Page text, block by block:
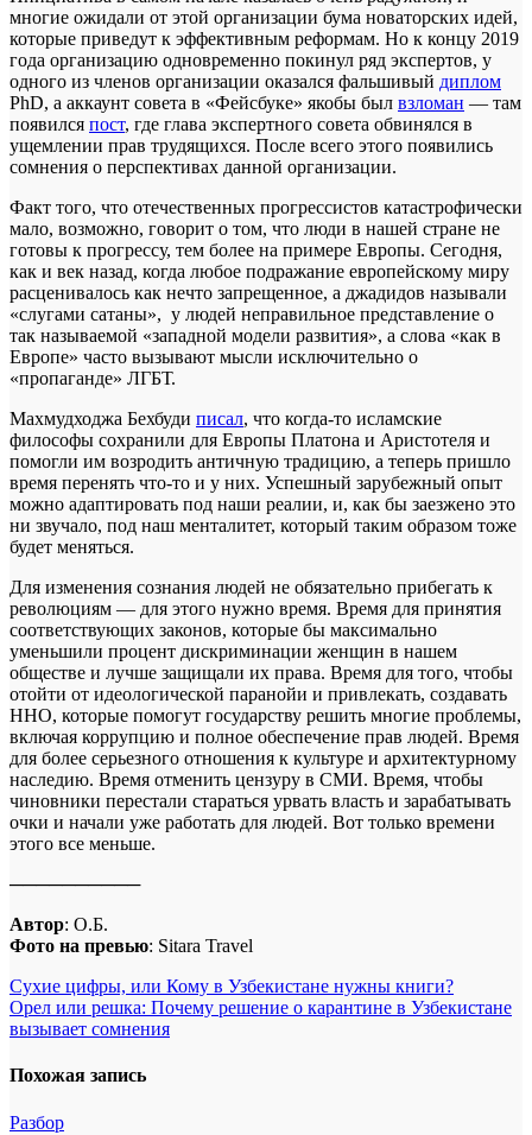
многие ожидали от этой организации бума новаторских идей,
которые приведут к эффективным реформам. Но к концу 2019
года организацию одновременно покинул ряд экспертов, у
одного из членов организации оказался фальшивый диплом
PhD, а аккаунт совета в «Фейсбуке» якобы был взломан — там
появился пост, где глава экспертного совета обвинялся в
ущемлении прав трудящихся. После всего этого появились
сомнения о перспективах данной организации.
Факт того, что отечественных прогрессистов катастрофически
мало, возможно, говорит о том, что люди в нашей стране не
готовы к прогрессу, тем более на примере Европы. Сегодня,
как и век назад, когда любое подражание европейскому миру
расценивалось как нечто запрещенное, а джадидов называли
«слугами сатаны», у людей неправильное представление о
так называемой «западной модели развития», а слова «как в
Европе» часто вызывают мысли исключительно о
«пропаганде» ЛГБТ.
Махмудходжа Бехбуди писал, что когда-то исламские
философы сохранили для Европы Платона и Аристотеля и
помогли им возродить античную традицию, а теперь пришло
время перенять что-то и у них. Успешный зарубежный опыт
можно адаптировать под наши реалии, и, как бы заезжено это
ни звучало, под наш менталитет, который таким образом тоже
будет меняться.
Для изменения сознания людей не обязательно прибегать к
революциям — для этого нужно время. Время для принятия
соответствующих законов, которые бы максимально
уменьшили процент дискриминации женщин в нашем
обществе и лучше защищали их права. Время для того, чтобы
отойти от идеологической паранойи и привлекать, создавать
ННО, которые помогут государству решить многие проблемы,
включая коррупцию и полное обеспечение прав людей. Время
для более серьезного отношения к культуре и архитектурному
наследию. Время отменить цензуру в СМИ. Время, чтобы
чиновники перестали стараться урвать власть и зарабатывать
очки и начали уже работать для людей. Вот только времени
этого все меньше.
──────────
Автор: О.Б.
Фото на превью: Sitara Travel
Навигация
по
Сухие цифры, или Кому в Узбекистане нужны книги?
Орел или решка: Почему решение о карантине в Узбекистане
вызывает сомнения
Похожая запись
Разбор